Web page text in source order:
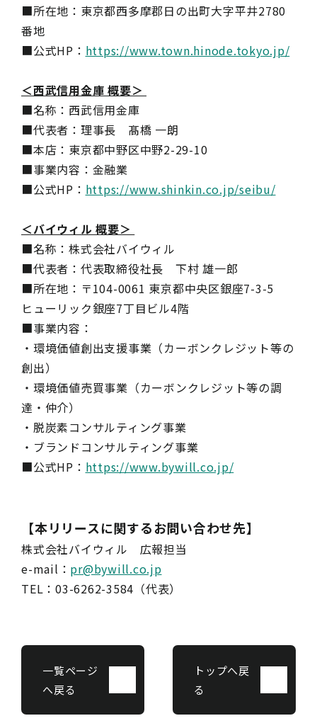
■所在地：東京都西多摩郡日の出町大字平井2780
番地
■公式HP： https://www.town.hinode.tokyo.jp/
＜西武信用金庫 概要＞
■名称：西武信用金庫
■代表者：理事長 髙橋 一朗
■本店：東京都中野区中野2-29-10
■事業内容：金融業
■公式HP： https://www.shinkin.co.jp/seibu/
＜バイウィル 概要＞
■名称：株式会社バイウィル
■代表者：代表取締役社長 下村 雄一郎
■所在地：〒104-0061 東京都中央区銀座7-3-5
ヒューリック銀座7丁目ビル4階
■事業内容：
・環境価値創出支援事業（カーボンクレジット等の
創出）
・環境価値売買事業（カーボンクレジット等の調
達・仲介）
・脱炭素コンサルティング事業
・ブランドコンサルティング事業
■公式HP： https://www.bywill.co.jp/
【本リリースに関するお問い合わせ先】
株式会社バイウィル 広報担当
e-mail： pr@bywill.co.jp
TEL：03-6262-3584（代表）
一覧ページ
へ戻る
トップへ戻
る